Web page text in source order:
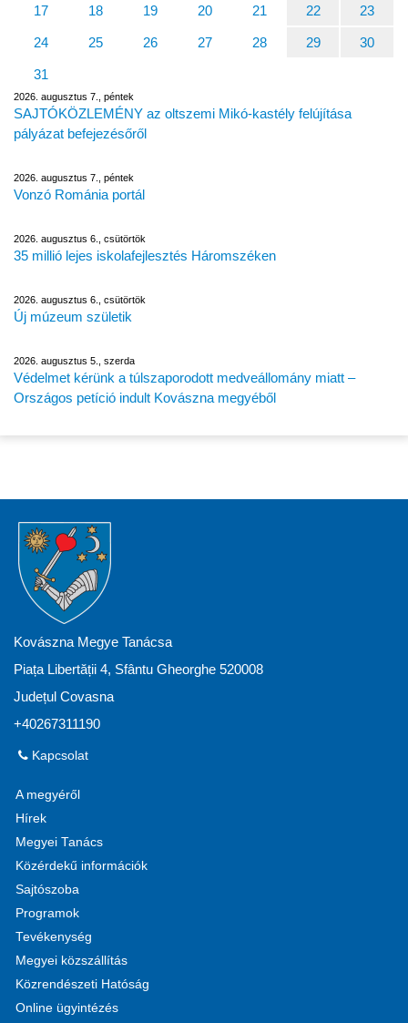
17 18 19 20 21 22 23
24 25 26 27 28 29 30
31
2026. augusztus 7., péntek
SAJTÓKÖZLEMÉNY az oltszemi Mikó-kastély felújítása
pályázat befejezésőről
2026. augusztus 7., péntek
Vonzó Románia portál
2026. augusztus 6., csütörtök
35 millió lejes iskolafejlesztés Háromszéken
2026. augusztus 6., csütörtök
Új múzeum születik
2026. augusztus 5., szerda
Védelmet kérünk a túlszaporodott medveállomány miatt –
Országos petíció indult Kovászna megyéből
Kovászna Megye Tanácsa
Piața Libertății 4, Sfântu Gheorghe 520008
Județul Covasna
+40267311190
Kapcsolat
A megyéről
Hírek
Megyei Tanács
Közérdekű információk
Sajtószoba
Programok
Tevékenység
Megyei közszállítás
Közrendészeti Hatóság
Online ügyintézés